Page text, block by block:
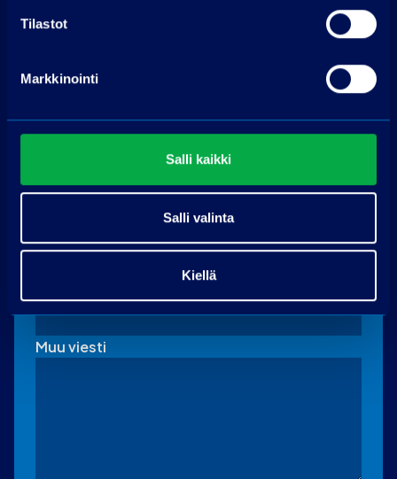
Tilastot
Markkinointi
Salli kaikki
Salli valinta
Kiellä
PP-auto Raisio
Soita puh. 075 3040 5310
Pyydä tarjous
Muu viesti